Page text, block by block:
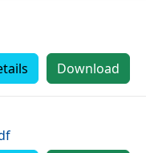
Download